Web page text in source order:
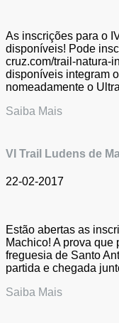
As inscrições para o
disponíveis! Pode
cruz.com/trail-natura-
disponíveis integram
nomeadamente o
Saiba Mais
VI Trail Ludens de
22-02-2017
Estão abertas as
Machico! A prova
freguesia de Santo
partida e chegada
Saiba Mais